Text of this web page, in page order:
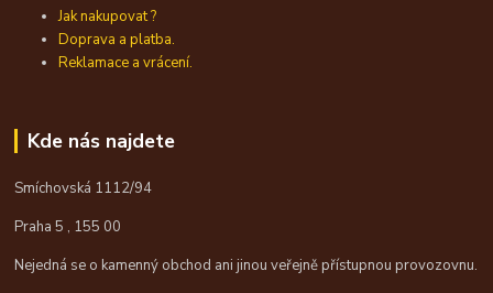
Jak nakupovat ?
Doprava a platba.
Reklamace a vrácení.
Kde nás najdete
Smíchovská 1112/94
Praha 5 , 155 00
Nejedná se o kamenný obchod ani jinou veřejně přístupnou provozovnu.